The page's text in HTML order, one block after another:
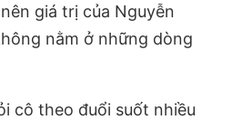
giá trị của Nguyễn
nằm ở những dòng
cô theo đuổi suốt nhiều